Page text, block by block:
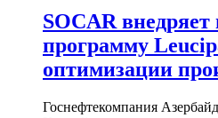
SOCAR
программу
оптимизации
Госнефтекомпания